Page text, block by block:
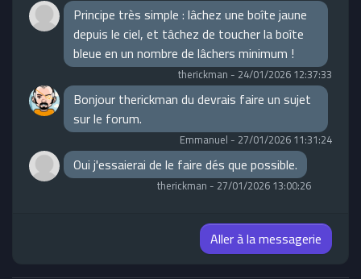
Principe très simple : lâchez une boîte jaune
depuis le ciel, et tâchez de toucher la boîte
bleue en un nombre de lâchers minimum !
therickman - 24/01/2026 12:37:33
Bonjour therickman du devrais faire un sujet
sur le forum.
Emmanuel - 27/01/2026 11:31:24
Oui j'essaierai de le faire dés que possible.
therickman - 27/01/2026 13:00:26
Aller à la messagerie